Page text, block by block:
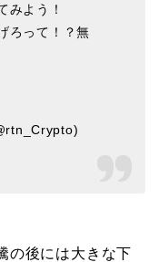
みよう！
ろって！？無
の後には大きな下